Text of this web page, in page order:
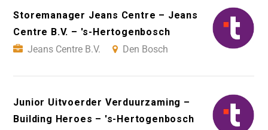
Storemanager Jeans Centre – Jeans
Centre B.V. – 's-Hertogenbosch
Jeans Centre B.V.
Den Bosch
Junior Uitvoerder Verduurzaming –
Building Heroes – 's-Hertogenbosch